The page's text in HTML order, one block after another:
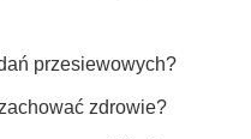
przesiewowych?
zdrowie?